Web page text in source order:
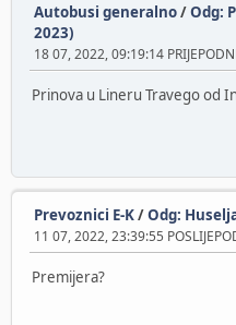
Autobusi generalno/Odg:
2023)
18 07, 2022, 09:19:14
Prinova u Lineru Travego od
Prevoznici E-K/Odg:
11 07, 2022, 23:39:55
Premijera?